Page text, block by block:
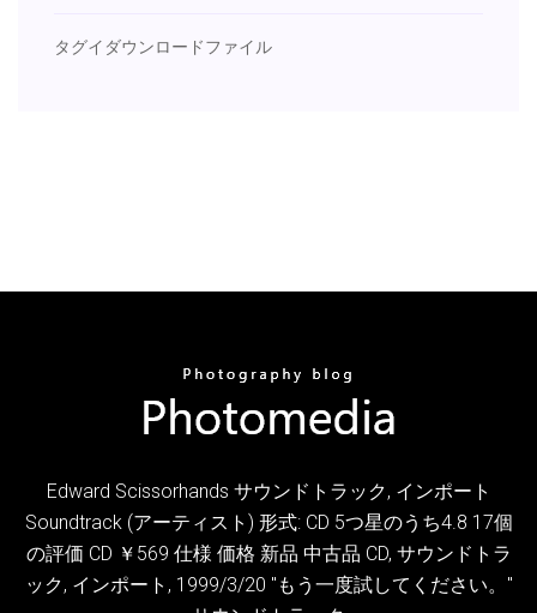
タグイダウンロードファイル
Edward Scissorhands サウンドトラック, インポート
Soundtrack (アーティスト) 形式: CD 5つ星のうち4.8 17個
の評価 CD ￥569 仕様 価格 新品 中古品 CD, サウンドトラ
ック, インポート, 1999/3/20 "もう一度試してください。"